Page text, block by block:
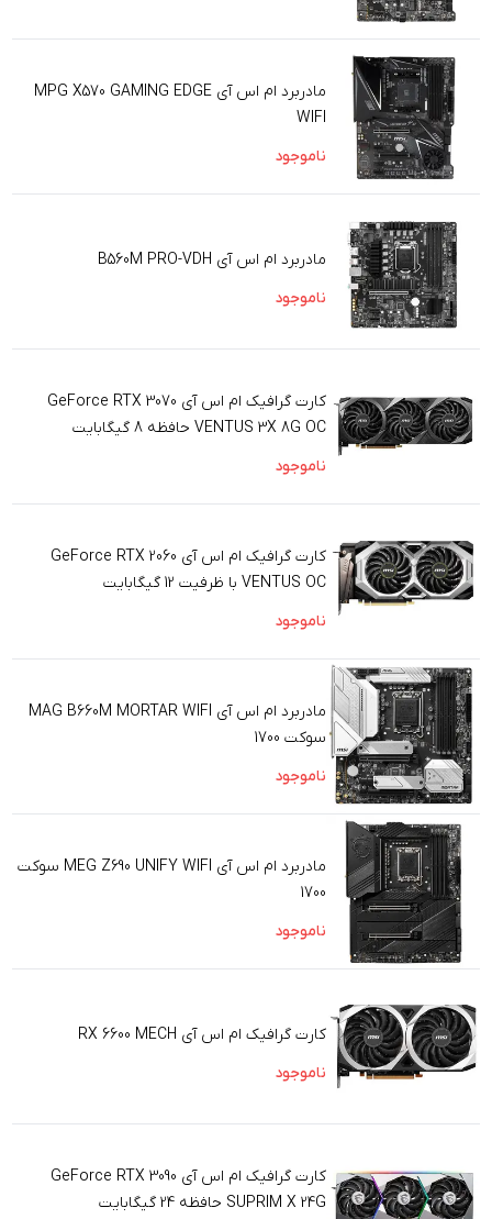
مادربرد ام اس آی MPG X570 GAMING EDGE
WIFI
ناموجود
مادربرد ام اس آی B560M PRO-VDH
ناموجود
کارت گرافیک ام اس آی GeForce RTX 3070
VENTUS 3X 8G OC حافظه 8 گیگابایت
ناموجود
کارت گرافیک ام اس آی GeForce RTX 2060
VENTUS OC با ظرفیت 12 گیگابایت
ناموجود
مادربرد ام اس آی MAG B660M MORTAR WIFI
سوکت 1700
ناموجود
مادربرد ام اس آی MEG Z690 UNIFY WIFI سوکت
1700
ناموجود
کارت گرافیک ام اس آی RX 6600 MECH
ناموجود
کارت گرافیک ام اس آی GeForce RTX 3090
SUPRIM X 24G حافظه 24 گیگابایت